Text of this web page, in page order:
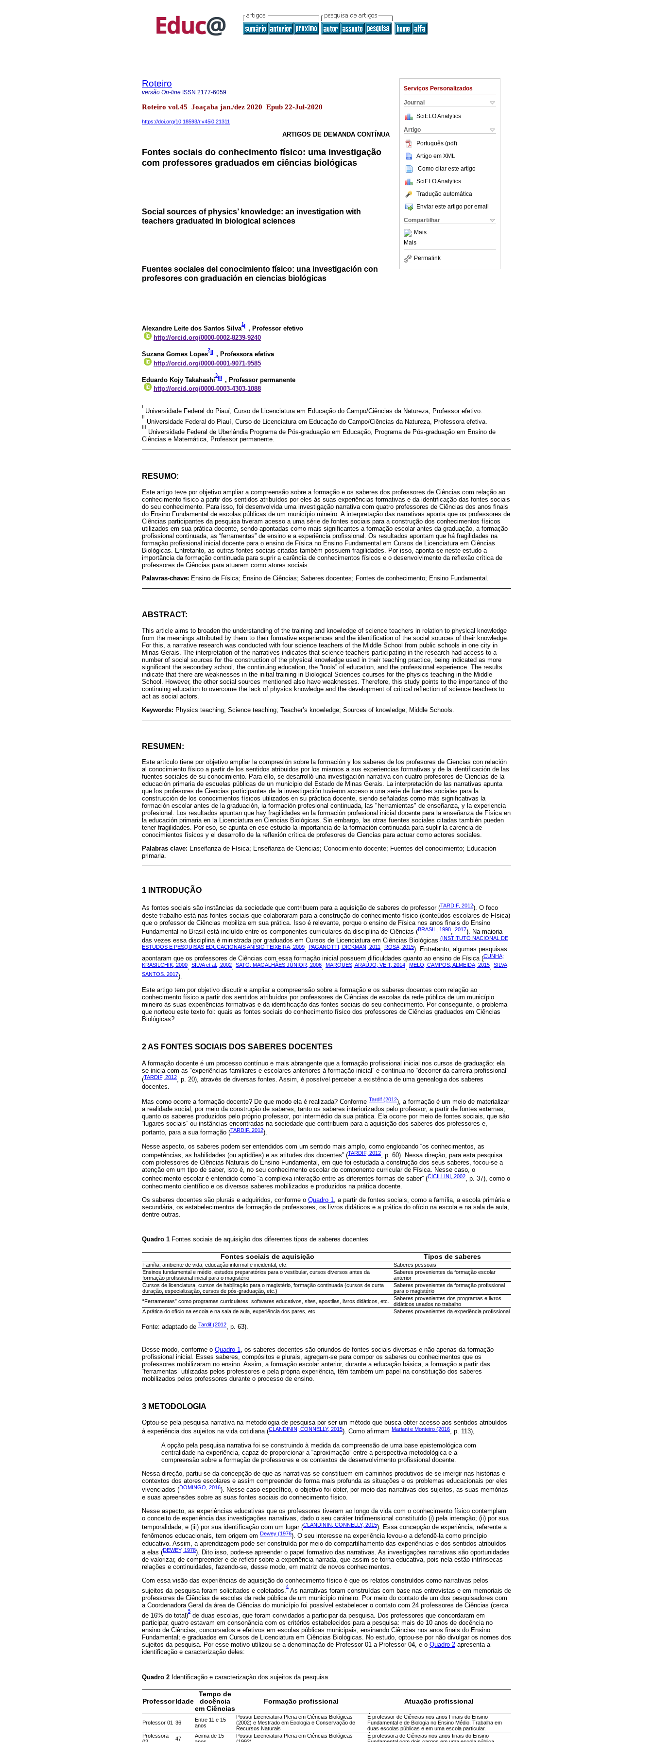
Serviços Personalizados
Journal
SciELO Analytics
Artigo
Português (pdf)
Artigo em XML
Como citar este artigo
SciELO Analytics
Tradução automática
Enviar este artigo por email
Compartilhar
Mais
Mais
Permalink
Roteiro
versão On-line ISSN 2177-6059
Roteiro vol.45 Joaçaba jan./dez 2020 Epub 22-Jul-2020
https://doi.org/10.18593/r.v45i0.21311
ARTIGOS DE DEMANDA CONTÍNUA
Fontes sociais do conhecimento físico: uma investigação
com professores graduados em ciências biológicas
Social sources of physics’ knowledge: an investigation with
teachers graduated in biological sciences
Fuentes sociales del conocimiento físico: una investigación con
profesores con graduación en ciencias biológicas
Alexandre Leite dos Santos Silva
1I , Professor efetivo
http://orcid.org/0000-0002-8239-9240
Suzana Gomes Lopes
2II , Professora efetiva
http://orcid.org/0000-0001-9071-9585
Eduardo Kojy Takahashi
3III , Professor permanente
http://orcid.org/0000-0003-4303-1088
Universidade Federal do Piauí, Curso de Licenciatura em Educação do Campo/Ciências da Natureza, Professor efetivo.
Universidade Federal do Piauí, Curso de Licenciatura em Educação do Campo/Ciências da Natureza, Professora efetiva.
Universidade Federal de Uberlândia Programa de Pós-graduação em Educação, Programa de Pós-graduação em Ensino de
Ciências e Matemática, Professor permanente.
RESUMO:
Este artigo teve por objetivo ampliar a compreensão sobre a formação e os saberes dos professores de Ciências com relação ao
conhecimento físico a partir dos sentidos atribuídos por eles às suas experiências formativas e da identificação das fontes sociais
do seu conhecimento. Para isso, foi desenvolvida uma investigação narrativa com quatro professores de Ciências dos anos finais
do Ensino Fundamental de escolas públicas de um município mineiro. A interpretação das narrativas aponta que os professores de
Ciências participantes da pesquisa tiveram acesso a uma série de fontes sociais para a construção dos conhecimentos físicos
utilizados em sua prática docente, sendo apontadas como mais significantes a formação escolar antes da graduação, a formação
profissional continuada, as “ferramentas” de ensino e a experiência profissional. Os resultados apontam que há fragilidades na
formação profissional inicial docente para o ensino de Física no Ensino Fundamental em Cursos de Licenciatura em Ciências
Biológicas. Entretanto, as outras fontes sociais citadas também possuem fragilidades. Por isso, aponta-se neste estudo a
importância da formação continuada para suprir a carência de conhecimentos físicos e o desenvolvimento da reflexão crítica de
professores de Ciências para atuarem como atores sociais.
Palavras-chave: Ensino de Física; Ensino de Ciências; Saberes docentes; Fontes de conhecimento; Ensino Fundamental.
ABSTRACT:
This article aims to broaden the understanding of the training and knowledge of science teachers in relation to physical knowledge
from the meanings attributed by them to their formative experiences and the identification of the social sources of their knowledge.
For this, a narrative research was conducted with four science teachers of the Middle School from public schools in one city in
Minas Gerais. The interpretation of the narratives indicates that science teachers participating in the research had access to a
number of social sources for the construction of the physical knowledge used in their teaching practice, being indicated as more
significant the secondary school, the continuing education, the “tools” of education, and the professional experience. The results
indicate that there are weaknesses in the initial training in Biological Sciences courses for the physics teaching in the Middle
School. However, the other social sources mentioned also have weaknesses. Therefore, this study points to the importance of the
continuing education to overcome the lack of physics knowledge and the development of critical reflection of science teachers to
act as social actors.
Keywords: Physics teaching; Science teaching; Teacher’s knowledge; Sources of knowledge; Middle Schools.
RESUMEN:
Este artículo tiene por objetivo ampliar la compresión sobre la formación y los saberes de los profesores de Ciencias con relación
al conocimiento físico a partir de los sentidos atribuidos por los mismos a sus experiencias formativas y de la identificación de las
fuentes sociales de su conocimiento. Para ello, se desarrolló una investigación narrativa con cuatro profesores de Ciencias de la
educación primaria de escuelas públicas de un municipio del Estado de Minas Gerais. La interpretación de las narrativas apunta
que los profesores de Ciencias participantes de la investigación tuvieron acceso a una serie de fuentes sociales para la
construcción de los conocimientos físicos utilizados en su práctica docente, siendo señaladas como más significativas la
formación escolar antes de la graduación, la formación profesional continuada, las "herramientas" de enseñanza, y la experiencia
profesional. Los resultados apuntan que hay fragilidades en la formación profesional inicial docente para la enseñanza de Física en
la educación primaria en la Licenciatura en Ciencias Biológicas. Sin embargo, las otras fuentes sociales citadas también pueden
tener fragilidades. Por eso, se apunta en ese estudio la importancia de la formación continuada para suplir la carencia de
conocimientos físicos y el desarrollo de la reflexión crítica de profesores de Ciencias para actuar como actores sociales.
Palabras clave: Enseñanza de Física; Enseñanza de Ciencias; Conocimiento docente; Fuentes del conocimiento; Educación
primaria.
1 INTRODUÇÃO
As fontes sociais são instâncias da sociedade que contribuem para a aquisição de saberes do professor (TARDIF, 2012). O foco
deste trabalho está nas fontes sociais que colaboraram para a construção do conhecimento físico (conteúdos escolares de Física)
que o professor de Ciências mobiliza em sua prática. Isso é relevante, porque o ensino de Física nos anos finais do Ensino
Fundamental no Brasil está incluído entre os componentes curriculares da disciplina de Ciências (BRASIL, 1998, 2017). Na maioria
das vezes essa disciplina é ministrada por graduados em Cursos de Licenciatura em Ciências Biológicas (INSTITUTO NACIONAL DE
ESTUDOS E PESQUISAS EDUCACIONAIS ANÍSIO TEIXEIRA, 2009; PAGANOTTI; DICKMAN, 2011; ROSA, 2015). Entretanto, algumas pesquisas
apontaram que os professores de Ciências com essa formação inicial possuem dificuldades quanto ao ensino de Física (CUNHA;
KRASILCHIK, 2000; SILVA et al., 2002; SATO; MAGALHÃES JÚNIOR, 2006; MARQUES; ARAÚJO; VEIT, 2014; MELO; CAMPOS; ALMEIDA, 2015; SILVA;
SANTOS, 2017).
Este artigo tem por objetivo discutir e ampliar a compreensão sobre a formação e os saberes docentes com relação ao
conhecimento físico a partir dos sentidos atribuídos por professores de Ciências de escolas da rede pública de um município
mineiro às suas experiências formativas e da identificação das fontes sociais do seu conhecimento. Por conseguinte, o problema
que norteou este texto foi: quais as fontes sociais do conhecimento físico dos professores de Ciências graduados em Ciências
Biológicas?
2 AS FONTES SOCIAIS DOS SABERES DOCENTES
A formação docente é um processo contínuo e mais abrangente que a formação profissional inicial nos cursos de graduação: ela
se inicia com as “experiências familiares e escolares anteriores à formação inicial” e continua no “decorrer da carreira profissional”
(TARDIF, 2012
, p. 20), através de diversas fontes. Assim, é possível perceber a existência de uma genealogia dos saberes
docentes.
Mas como ocorre a formação docente? De que modo ela é realizada? Conforme Tardif (2012), a formação é um meio de materializar
a realidade social, por meio da construção de saberes, tanto os saberes interiorizados pelo professor, a partir de fontes externas,
quanto os saberes produzidos pelo próprio professor, por intermédio da sua prática. Ela ocorre por meio de fontes sociais, que são
“lugares sociais” ou instâncias encontradas na sociedade que contribuem para a aquisição dos saberes dos professores e,
portanto, para a sua formação (TARDIF, 2012).
Nesse aspecto, os saberes podem ser entendidos com um sentido mais amplo, como englobando “os conhecimentos, as
competências, as habilidades (ou aptidões) e as atitudes dos docentes” (TARDIF, 2012, p. 60). Nessa direção, para esta pesquisa
com professores de Ciências Naturais do Ensino Fundamental, em que foi estudada a construção dos seus saberes, focou-se a
atenção em um tipo de saber, isto é, no seu conhecimento escolar do componente curricular de Física. Nesse caso, o
conhecimento escolar é entendido como “a complexa interação entre as diferentes formas de saber” (CICILLINI, 2002, p. 37), como o
conhecimento científico e os diversos saberes mobilizados e produzidos na prática docente.
Os saberes docentes são plurais e adquiridos, conforme o Quadro 1, a partir de fontes sociais, como a família, a escola primária e
secundária, os estabelecimentos de formação de professores, os livros didáticos e a prática do ofício na escola e na sala de aula,
dentre outras.
Quadro 1 Fontes sociais de aquisição dos diferentes tipos de saberes docentes
Fontes sociais de aquisição Tipos de saberes
Família, ambiente de vida, educação informal e incidental, etc.
Saberes pessoais
Ensinos fundamental e médio, estudos preparatórios para o vestibular, cursos diversos antes da
formação profissional inicial para o magistério
Saberes provenientes da formação escolar
anterior
Cursos de licenciatura, cursos de habilitação para o magistério, formação continuada (cursos de curta
duração, especialização, cursos de pós-graduação, etc.)
Saberes provenientes da formação profissional
para o magistério
“Ferramentas” como programas curriculares, softwares educativos, sites, apostilas, livros didáticos, etc.
Saberes provenientes dos programas e livros
didáticos usados no trabalho
A prática do ofício na escola e na sala de aula, experiência dos pares, etc.
Saberes provenientes da experiência profissional
Fonte: adaptado de Tardif (2012, p. 63).
Desse modo, conforme o Quadro 1
, os saberes docentes são oriundos de fontes sociais diversas e não apenas da formação
profissional inicial. Esses saberes, compósitos e plurais, agregam-se para compor os saberes ou conhecimentos que os
professores mobilizaram no ensino. Assim, a formação escolar anterior, durante a educação básica, a formação a partir das
“ferramentas” utilizadas pelos professores e pela própria experiência, têm também um papel na constituição dos saberes
mobilizados pelos professores durante o processo de ensino.
3 METODOLOGIA
Optou-se pela pesquisa narrativa na metodologia de pesquisa por ser um método que busca obter acesso aos sentidos atribuídos
à experiência dos sujeitos na vida cotidiana (CLANDININ; CONNELLY, 2015). Como afirmam Mariani e Monteiro (2016, p. 113),
A opção pela pesquisa narrativa foi se construindo à medida da compreensão de uma base epistemológica com
centralidade na experiência, capaz de proporcionar a “aproximação” entre a perspectiva metodológica e a
compreensão sobre a formação de professores e os contextos de desenvolvimento profissional docente.
Nessa direção, partiu-se da concepção de que as narrativas se constituem em caminhos produtivos de se imergir nas histórias e
contextos dos atores escolares e assim compreender de forma mais profunda as situações e os problemas educacionais por eles
vivenciados (DOMINGO, 2016). Nesse caso específico, o objetivo foi obter, por meio das narrativas dos sujeitos, as suas memórias
e suas apreensões sobre as suas fontes sociais do conhecimento físico.
Nesse aspecto, as experiências educativas que os professores tiveram ao longo da vida com o conhecimento físico contemplam
o conceito de experiência das investigações narrativas, dado o seu caráter tridimensional constituído (i) pela interação; (ii) por sua
temporalidade; e (iii) por sua identificação com um lugar (CLANDININ; CONNELLY, 2015). Essa concepção de experiência, referente a
fenômenos educacionais, tem origem em Dewey (1976). O seu interesse na experiência levou-o a defendê-la como princípio
educativo. Assim, a aprendizagem pode ser construída por meio do compartilhamento das experiências e dos sentidos atribuídos
a elas (DEWEY, 1978). Dito isso, pode-se apreender o papel formativo das narrativas. As investigações narrativas são oportunidades
de valorizar, de compreender e de refletir sobre a experiência narrada, que assim se torna educativa, pois nela estão intrínsecas
relações e continuidades, fazendo-se, desse modo, em matriz de novos conhecimentos.
Com essa visão das experiências de aquisição do conhecimento físico é que os relatos construídos como narrativas pelos
sujeitos da pesquisa foram solicitados e coletados.
4
As narrativas foram construídas com base nas entrevistas e em memoriais de
professores de Ciências de escolas da rede pública de um município mineiro. Por meio do contato de um dos pesquisadores com
a Coordenadora Geral da área de Ciências do município foi possível estabelecer o contato com 24 professores de Ciências (cerca
de 16% do total)
5
de duas escolas, que foram convidados a participar da pesquisa. Dos professores que concordaram em
participar, quatro estavam em consonância com os critérios estabelecidos para a pesquisa: mais de 10 anos de docência no
ensino de Ciências; concursados e efetivos em escolas públicas municipais; ensinando Ciências nos anos finais do Ensino
Fundamental; e graduados em Cursos de Licenciatura em Ciências Biológicas. No estudo, optou-se por não divulgar os nomes dos
sujeitos da pesquisa. Por esse motivo utilizou-se a denominação de Professor 01 a Professor 04, e o Quadro 2 apresenta a
identificação e caracterização deles:
Quadro 2 Identificação e caracterização dos sujeitos da pesquisa
Professor Idade
Tempo de
docência
em Ciências
Formação profissional Atuação profissional
Professor 01 36
Entre 11 e 15
anos
Possui Licenciatura Plena em Ciências Biológicas
(2002) e Mestrado em Ecologia e Conservação de
Recursos Naturais
É professor de Ciências nos anos Finais do Ensino
Fundamental e de Biologia no Ensino Médio. Trabalha em
duas escolas públicas e em uma escola particular.
Professora
47
Acima de 15
Possui Licenciatura Plena em Ciências Biológicas
É professora de Ciências nos anos finais do Ensino